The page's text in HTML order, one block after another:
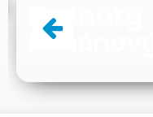
slimáky